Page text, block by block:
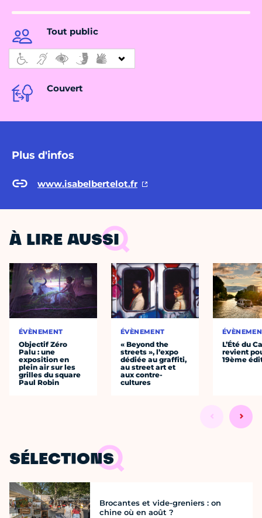
Tout public
Couvert
Plus d'infos
www.isabelbertelot.fr
À LIRE AUSSI
ÉVÈNEMENT
Objectif Zéro
Palu : une
exposition en
plein air sur les
grilles du square
Paul Robin
ÉVÈNEMENT
« Beyond the
streets », l’expo
dédiée au graffiti,
au street art et
aux contre-
cultures
L’Été du
revient
19ème
SÉLECTIONS
Brocantes et vide-greniers : on
chine où en août ?